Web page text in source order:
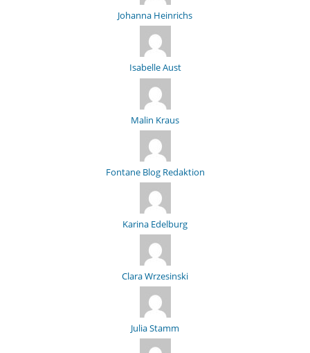
Johanna Heinrichs
Isabelle Aust
Malin Kraus
Fontane Blog Redaktion
Karina Edelburg
Clara Wrzesinski
Julia Stamm